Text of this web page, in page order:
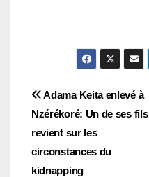
Navigation
de
l’article
Adama Keita enlevé à
Nzérékoré: Un de ses fils
revient sur les
circonstances du
kidnapping